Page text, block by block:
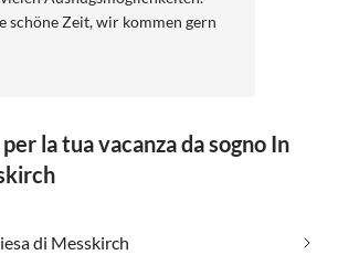
schöne Zeit, wir kommen gern
la tua vacanza da sogno In
di Messkirch